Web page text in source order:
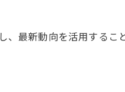
、最新動向を活用するこ